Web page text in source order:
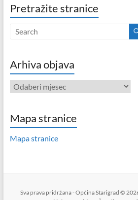
Pretražite stranice
Arhiva objava
Arhiva
objava
Mapa stranice
Mapa stranice
Sva prava pridržana - Općina Starigrad ©